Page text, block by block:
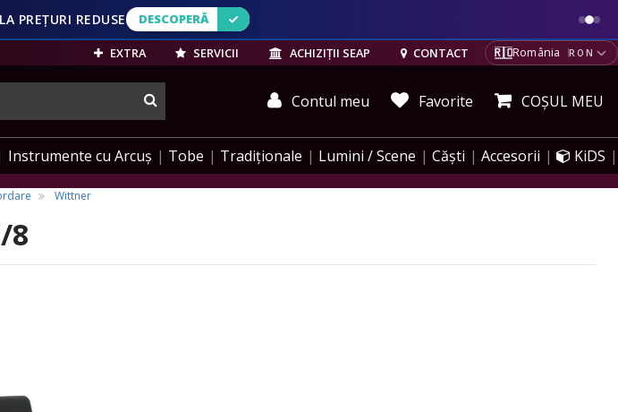
VEZI OFERTELE
PREȚURI REDUSE DESCOPERĂ
DESCOPERĂ
EXTRA SERVICII ACHIZIȚII SEAP CONTACT 🇷🇴România RON
Contul meu Favorite COȘUL MEU
Instrumente cu Arcuș Tobe Tradiționale Lumini / Scene Căști Accesorii KiDS
Wittner
8